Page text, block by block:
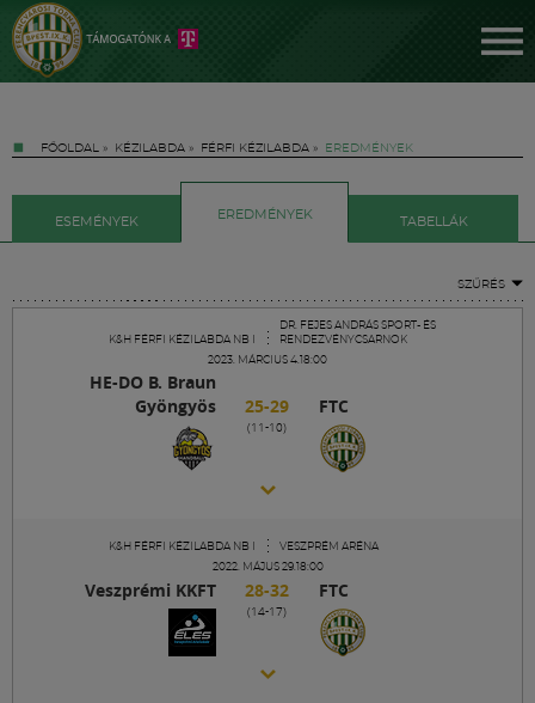
FŐOLDAL » KÉZILABDA » FÉRFI KÉZILABDA » EREDMÉNYEK
ESEMÉNYEK
EREDMÉNYEK
TABELLÁK
SZŰRÉS
K&H FÉRFI KÉZILABDA NB I
DR. FEJES ANDRÁS SPORT- ÉS
RENDEZVÉNYCSARNOK
2023. MÁRCIUS 4.18:00
HE-DO B. Braun
Gyöngyös
25-29 FTC
(11-10)
K&H FÉRFI KÉZILABDA NB I
VESZPRÉM ARÉNA
2022. MÁJUS 29.18:00
Veszprémi KKFT 28-32 FTC
(14-17)
FM YouTube +
Labdarúgás